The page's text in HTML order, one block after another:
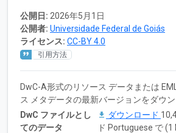
公開日: 2026年5月1日
公開者: Universidade Federal de Goiás
ライセンス: CC-BY 4.0
引用方法
DwC-A形式のリソース データまたは
ス メタデータの最新バージョンをダウン
DwC ファイルとし
てのデータ
ダウンロード
ド Portuguese で